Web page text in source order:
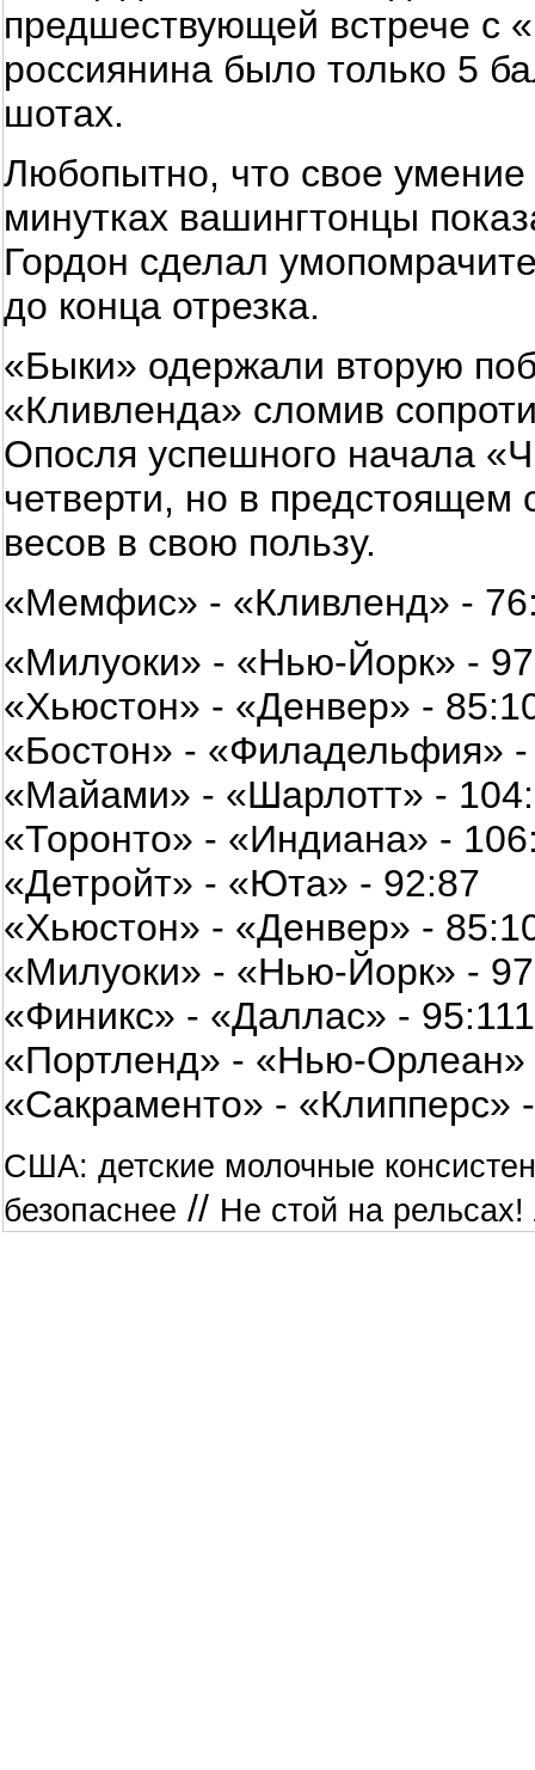
предшествующей встрече с
россиянина было только 5
шотах.
Любопытно, что свое умение
минутках вашингтонцы
Гордон сделал
до конца отрезка.
«Быки» одержали вторую
«Кливленда» сломив
Опосля успешного начала
четверти, но в
весов в свою пользу.
«Мемфис» - «Кливленд» -
«Милуоки» - «Нью-Йорк» -
«Хьюстон» - «Денвер» -
«Бостон» - «Филадельфия» -
«Майами» - «Шарлотт» -
«Торонто» - «Индиана» -
«Детройт» - «Юта» - 92:87
«Хьюстон» - «Денвер» -
«Милуоки» - «Нью-Йорк» -
«Финикс» - «Даллас» - 95:111
«Портленд» - «Нью-Орлеан»
«Сакраменто» - «Клипперс»
США: детские молочные
безопаснее // Не стой на